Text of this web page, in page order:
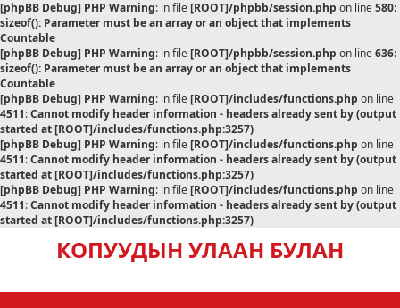
[phpBB Debug] PHP Warning: in file[ROOT]/phpbb/session.php on line580:
sizeof(): Parameter must be an array or an object that implements
Countable
[phpBB Debug] PHP Warning: in file[ROOT]/phpbb/session.php on line636:
sizeof(): Parameter must be an array or an object that implements
Countable
[phpBB Debug] PHP Warning: in file[ROOT]/includes/functions.php on line
4511:Cannot modify header information - headers already sent by (output
started at [ROOT]/includes/functions.php:3257)
[phpBB Debug] PHP Warning: in file[ROOT]/includes/functions.php on line
4511:Cannot modify header information - headers already sent by (output
started at [ROOT]/includes/functions.php:3257)
[phpBB Debug] PHP Warning: in file[ROOT]/includes/functions.php on line
4511:Cannot modify header information - headers already sent by (output
started at [ROOT]/includes/functions.php:3257)
КОПУУДЫН УЛААН БУЛАН